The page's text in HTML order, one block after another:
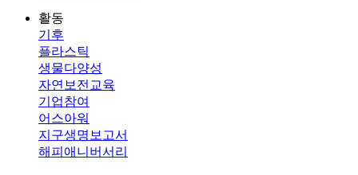
활동
기후
플라스틱
생물다양성
자연보전교육
기업참여
어스아워
지구생명보고서
해피애니버서리